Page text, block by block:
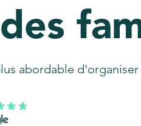
abordable d'organiser